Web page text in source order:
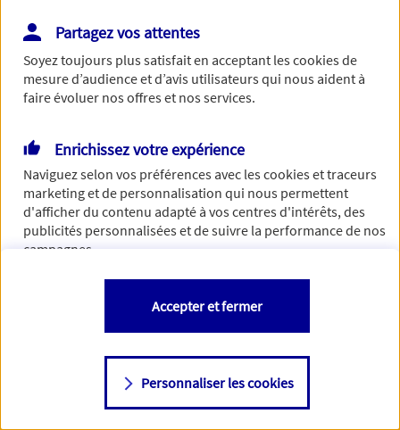
concernant. Pour plus d'informations,
Partagez vos attentes
Soyez toujours plus satisfait en acceptant lescookiesde
mesure d’audience et d’avis utilisateurs qui nous aident à
faire évoluer nos offres et nos services.
Enrichissez votre expérience
Naviguez selon vos préférences avec lescookies et traceurs
marketing et de personnalisation qui nous permettent
d'afficher du contenu adapté à vos centres d'intérêts, des
publicités personnalisées et de suivre la performance de nos
campagnes.
Vous êtes libre de les accepter, de les refuser comme de
changer d'avis à tout moment en allant sur
Consulter notre politique decookies
Personnaliser les cookies
Accepter et fermer